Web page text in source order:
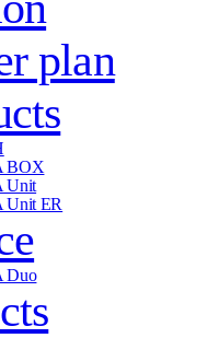
plan
BOX
Unit
Unit ER
Duo